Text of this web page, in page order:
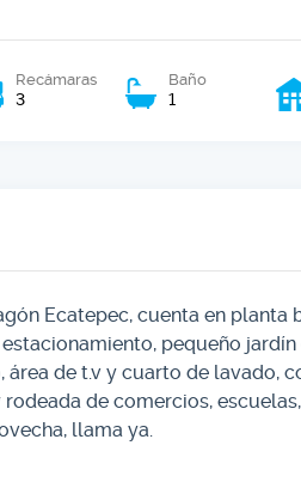
Recámaras
3
Baño
1
Ecatepec, cuenta en planta
pequeño
de t.v y cuarto de lavado,
de comercios,
llama ya.